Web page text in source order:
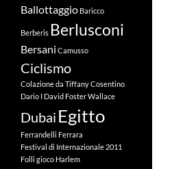
Ballottaggio Baricco
Berberis Berlusconi
Bersani Camusso
Ciclismo
Colazione da TiffanyCosentino
Dario I David Foster Wallace
Dubai Egitto
Ferrandelli Ferrara
Festival di Internazionale 2011
Folli gioco Harlem